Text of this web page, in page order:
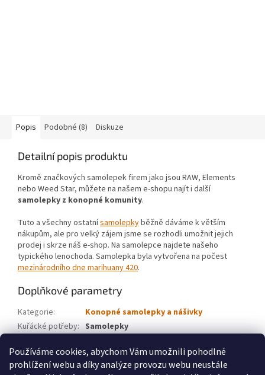
Používáme cookies, abychom Vám umožnili pohodlné
prohlížení webu a díky analýze provozu webu neustále
Popis Podobné (8) Diskuze
Detailní popis produktu
Kromě značkových samolepek firem jako jsou RAW, Elements
nebo Weed Star, můžete na našem e-shopu najít i další
samolepky z konopné komunity.
Tuto a všechny ostatnísamolepkyběžně dáváme k větším
nákupům, ale pro velký zájem jsme se rozhodli umožnit jejich
prodej i skrze náš e-shop. Na samolepce najdete našeho
typického lenochoda. Samolepka byla vytvořena na počest
mezinárodního dne marihuany 420.
Doplňkové parametry
Kategorie:
Konopné samolepky a nášivky
Kuřácké potřeby: Samolepky